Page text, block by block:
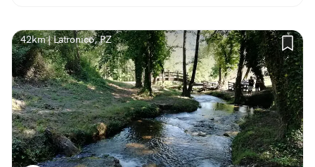
42km | Latronico, PZ